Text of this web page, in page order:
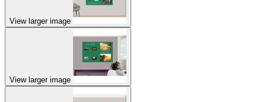
View larger image
View larger image